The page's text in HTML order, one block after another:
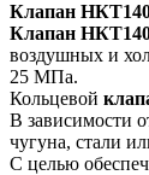
Клапан
Клапан
воздушных и
25 МПа.
Кольцевой
В зависимости
чугуна, стали
С целью